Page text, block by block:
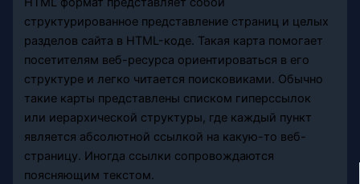
структурированное представление страниц и целых
разделов сайта в HTML-коде. Такая карта помогает
посетителям веб-ресурса ориентироваться в его
структуре и легко читается поисковиками. Обычно
такие карты представлены списком гиперссылок
или иерархической структуры, где каждый пункт
является абсолютной ссылкой на какую-то веб-
страницу. Иногда ссылки сопровождаются
поясняющим текстом.